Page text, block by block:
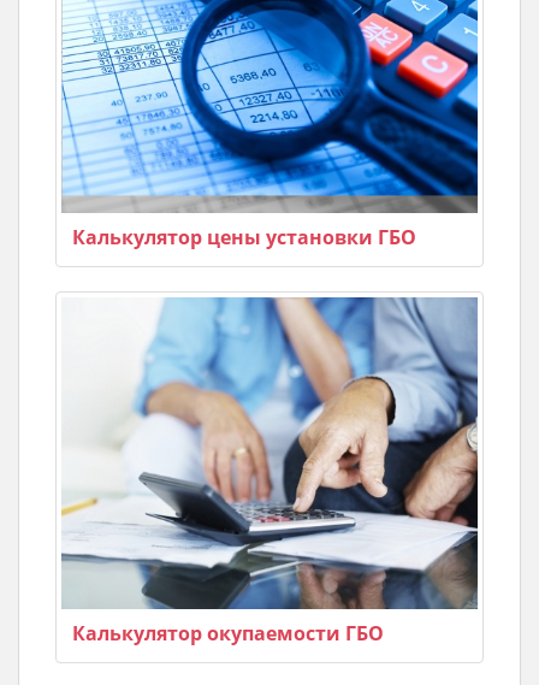
Калькулятор цены установки ГБО
Калькулятор окупаемости ГБО